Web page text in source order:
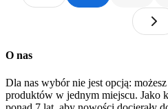
O nas
Dla nas wybór nie jest opcją:
produktów w jednym miejscu. Jako